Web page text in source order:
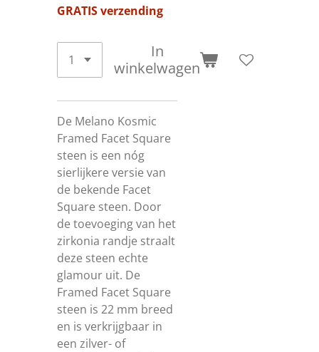
GRATIS verzending
In
winkelwagen
De Melano Kosmic
Framed Facet Square
steen is een nóg
sierlijkere versie van
de bekende Facet
Square steen. Door
de toevoeging van het
zirkonia randje straalt
deze steen echte
glamour uit. De
Framed Facet Square
steen is 22 mm breed
en is verkrijgbaar in
een zilver- of